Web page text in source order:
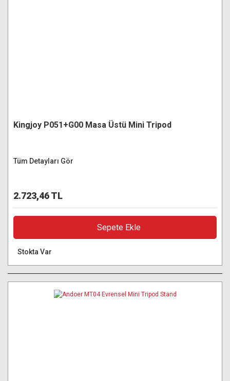
Kingjoy P051+G00 Masa Üstü Mini Tripod
Tüm Detayları Gör
2.723,46 TL
Sepete Ekle
Stokta Var